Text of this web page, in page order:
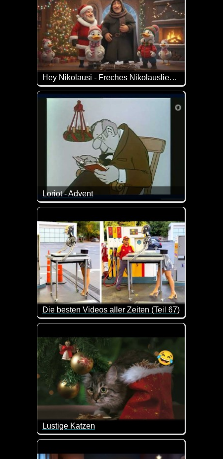
Hey Nikolausi - Freches Nikolauslied zum Abfeiern
Ho ho ho, hier kommt der frech-lustige Nikolausi-
Loriot - Advent
Ein bisschen Nostalgie im Advent mit Loriot :-)
Die besten Videos aller Zeiten (Teil 67)
Hier kannst du dich ganz entspannt mit ein paar
Lustige Katzen
Ein weiterer Teil dieser lustigen Videos mit